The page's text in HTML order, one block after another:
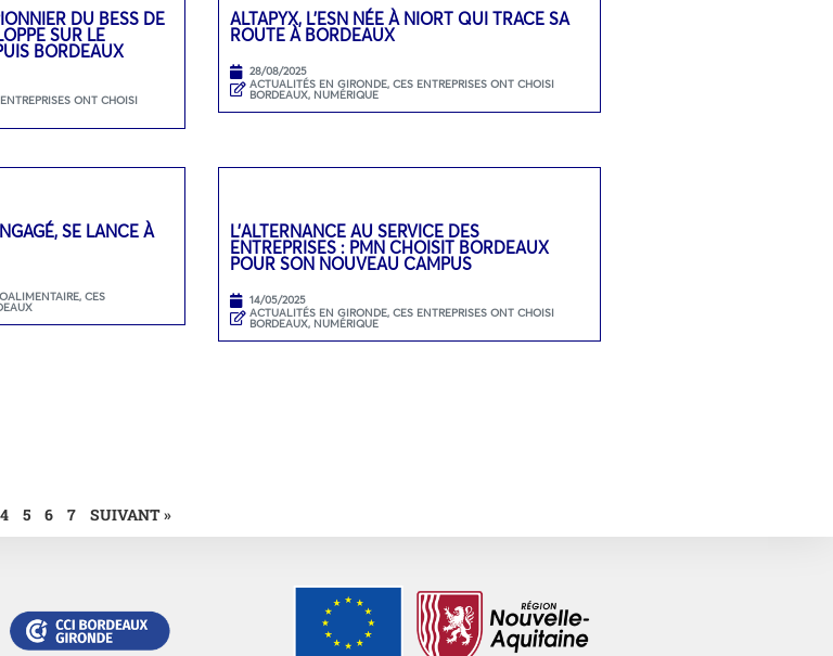
DU BESS DE
SUR LE
BORDEAUX
ONT CHOISI
ALTAPYX, L’ESN NÉE À NIORT QUI TRACE SA
ROUTE À BORDEAUX
28/08/2025
ACTUALITÉS EN GIRONDE, CES ENTREPRISES ONT CHOISI
BORDEAUX, NUMÉRIQUE
SE LANCE À
,CES
L’ALTERNANCE AU SERVICE DES
ENTREPRISES : PMN CHOISIT BORDEAUX
POUR SON NOUVEAU CAMPUS
14/05/2025
ACTUALITÉS EN GIRONDE, CES ENTREPRISES ONT CHOISI
BORDEAUX, NUMÉRIQUE
4 5 6 7 SUIVANT »